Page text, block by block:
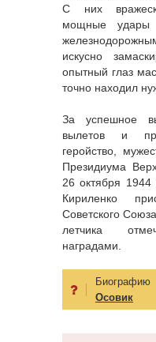
С них
мощные
искусно
опытный глаз
точно находил
За успешное
вылетов и
геройство,
Президиума
26 октября
Кириленко
Советского
летчика
наградами.
Осовик